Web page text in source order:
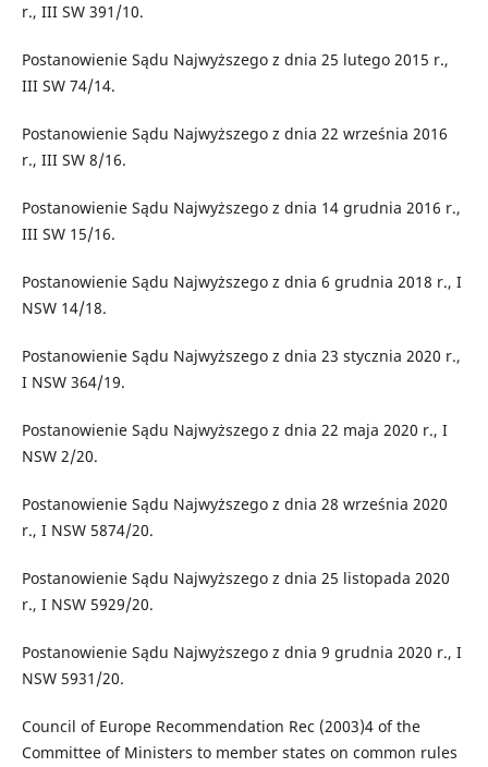
r., III SW 391/10.
Postanowienie Sądu Najwyższego z dnia 25 lutego 2015 r.,
III SW 74/14.
Postanowienie Sądu Najwyższego z dnia 22 września 2016
r., III SW 8/16.
Postanowienie Sądu Najwyższego z dnia 14 grudnia 2016 r.,
III SW 15/16.
Postanowienie Sądu Najwyższego z dnia 6 grudnia 2018 r., I
NSW 14/18.
Postanowienie Sądu Najwyższego z dnia 23 stycznia 2020 r.,
I NSW 364/19.
Postanowienie Sądu Najwyższego z dnia 22 maja 2020 r., I
NSW 2/20.
Postanowienie Sądu Najwyższego z dnia 28 września 2020
r., I NSW 5874/20.
Postanowienie Sądu Najwyższego z dnia 25 listopada 2020
r., I NSW 5929/20.
Postanowienie Sądu Najwyższego z dnia 9 grudnia 2020 r., I
NSW 5931/20.
Council of Europe Recommendation Rec (2003)4 of the
Committee of Ministers to member states on common rules